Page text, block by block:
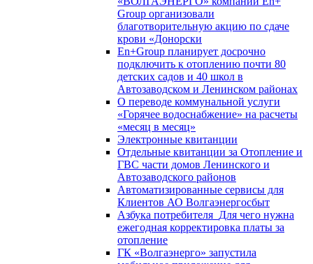
Group организовали
благотворительную акцию по сдаче
крови «Донорски
En+Group планирует досрочно
подключить к отоплению почти 80
детских садов и 40 школ в
Автозаводском и Ленинском районах
О переводе коммунальной услуги
«Горячее водоснабжение» на расчеты
«месяц в месяц»
Электронные квитанции
Отдельные квитанции за Отопление и
ГВС части домов Ленинского и
Автозаводского районов
Автоматизированные сервисы для
Клиентов АО Волгаэнергосбыт
Азбука потребителя_Для чего нужна
ежегодная корректировка платы за
отопление
ГК «Волгаэнерго» запустила